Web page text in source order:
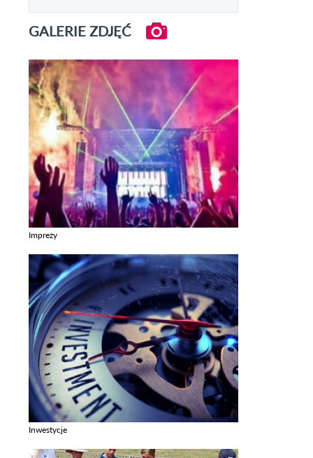
GALERIE ZDJĘĆ
Imprezy
Inwestycje